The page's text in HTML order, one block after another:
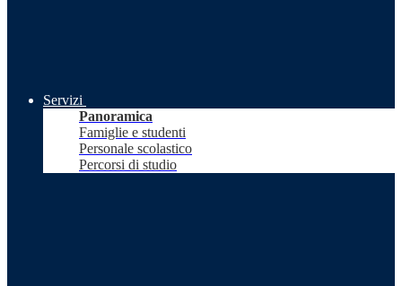
Servizi
Panoramica
Famiglie e studenti
Personale scolastico
Percorsi di studio